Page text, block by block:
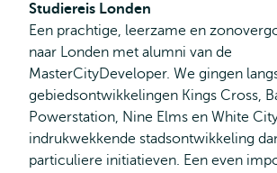
Studiereis Londen
Een prachtige, leerzame en
naar Londen met alumni van de
MasterCityDeveloper. We gingen
gebiedsontwikkelingen Kings Cross,
Powerstation, Nine Elms en White
indrukwekkende stadsontwikkeling
particuliere initiatieven. Een even